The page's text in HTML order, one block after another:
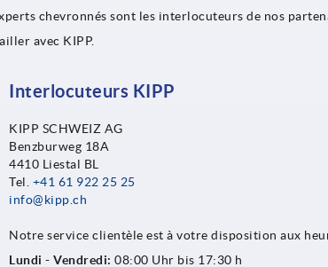
chevronnés sont les interlocuteurs de nos
avec KIPP.
Interlocuteurs KIPP
KIPP SCHWEIZ AG
Benzburweg 18A
4410 Liestal BL
Tel. +41 61 922 25 25
info@kipp.ch
Notre service clientèle est à votre disposition aux
Lundi - Vendredi: 08:00 Uhr bis 17:30 h